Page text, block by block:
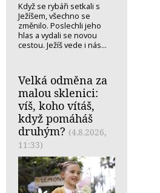
Když se rybáři setkali s
Ježíšem, všechno se
změnilo. Poslechli jeho
hlas a vydali se novou
cestou. Ježíš vede i nás...
Velká odměna za
malou sklenici:
víš, koho vítáš,
když pomáháš
druhým? (4.8.2026,
11:33)